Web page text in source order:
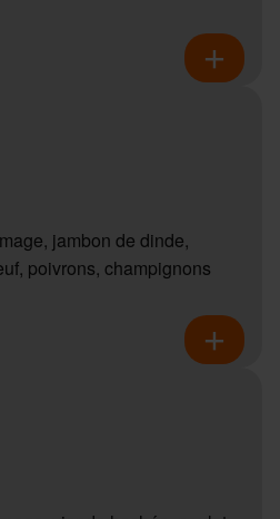
jambon de dinde,
poivrons, champignons